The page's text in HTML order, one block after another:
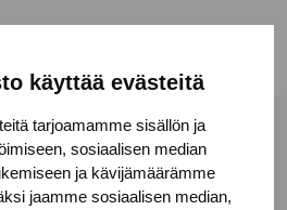
käyttää evästeitä
tarjoamamme sisällön ja
sosiaalisen median
ja kävijämäärämme
jaamme sosiaalisen median,
säätiö